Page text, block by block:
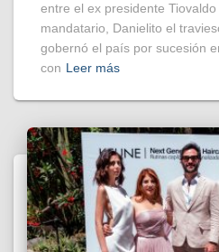
entre el ex presidente
mandatario, Danielito el
gobernó el país por sucesión
con Leer más